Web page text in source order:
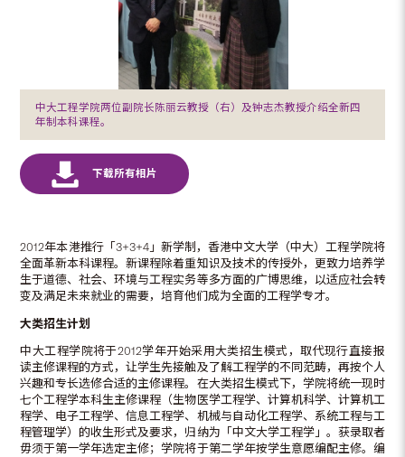
中大工程学院两位副院长陈丽云教授（右）及钟志杰教授介绍全新四
年制本科课程。
2012年本港推行「3+3+4」新学制，香港中文大学（中大）工程学院将
全面革新本科课程。新课程除着重知识及技术的传授外，更致力培养学
生于道德、社会、环境与工程实务等多方面的广博思维，以适应社会转
变及满足未来就业的需要，培育他们成为全面的工程学专才。
大类招生计划
中大工程学院将于2012学年开始采用大类招生模式，取代现行直接报
读主修课程的方式，让学生先接触及了解工程学的不同范畴，再按个人
兴趣和专长选修合适的主修课程。在大类招生模式下，学院将统一现时
七个工程学本科生主修课程（生物医学工程学、计算机科学、计算机工
程学、电子工程学、信息工程学、机械与自动化工程学、系统工程与工
程管理学）的收生形式及要求，归纳为「中文大学工程学」。获录取者
毋须于第一学年选定主修；学院将于第二学年按学生意愿编配主修。编